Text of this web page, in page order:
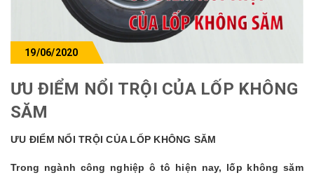
19/06/2020
ƯU ĐIỂM NỔI TRỘI CỦA LỐP KHÔNG
SĂM
ƯU ĐIỂM NỔI TRỘI CỦA LỐP KHÔNG SĂM
Trong ngành công nghiệp ô tô hiện nay, lốp không săm